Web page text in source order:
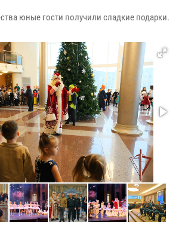
юные гости получили сладкие подарки.